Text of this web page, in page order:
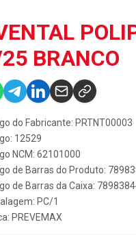
BRANCO
do Fabricante: PRTNT00003
12529
NCM: 62101000
de Barras do Produto:
de Barras da Caixa:
PC/1
PREVEMAX